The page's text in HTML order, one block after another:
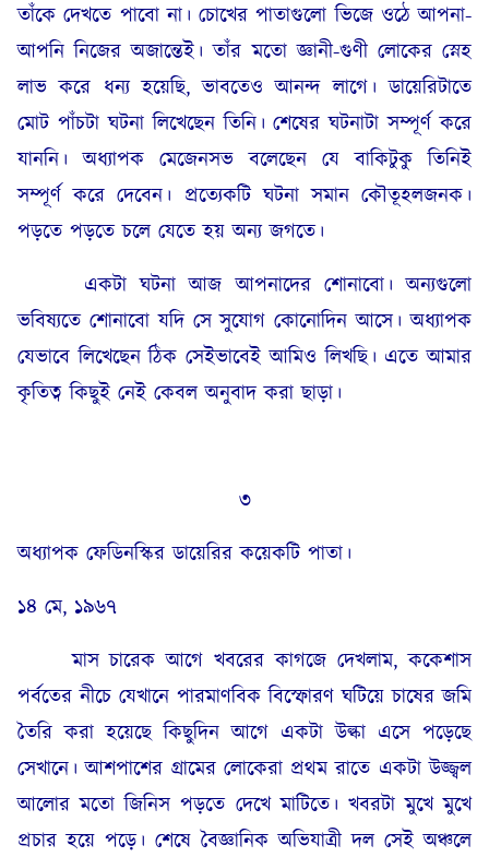
তাঁকে দেখতে পাবো না। চোখের পাতাগুলো ভিজে ওঠে আপনা-
আপনি নিজের অজান্তেই। তাঁর মতো জ্ঞানী-গুণী লোকের স্নেহ
লাভ করে ধন্য হয়েছি, ভাবতেও আনন্দ লাগে। ডায়েরিটাতে
মোট পাঁচটা ঘটনা লিখেছেন তিনি। শেষের ঘটনাটা সম্পূর্ণ করে
যাননি। অধ্যাপক মেজেনসভ বলেছেন যে বাকিটুকু তিনিই
সম্পূর্ণ করে দেবেন। প্রত্যেকটি ঘটনা সমান কৌতূহলজনক।
পড়তে পড়তে চলে যেতে হয় অন্য জগতে।
একটা ঘটনা আজ আপনাদের শোনাবো। অন্যগুলো
ভবিষ্যতে শোনাবো যদি সে সুযোগ কোনোদিন আসে। অধ্যাপক
যেভাবে লিখেছেন ঠিক সেইভাবেই আমিও লিখছি। এতে আমার
কৃতিত্ব কিছুই নেই কেবল অনুবাদ করা ছাড়া।
৩
অধ্যাপক ফেডিনস্কির ডায়েরির কয়েকটি পাতা।
১৪ মে, ১৯৬৭
মাস চারেক আগে খবরের কাগজে দেখলাম, ককেশাস
পর্বতের নীচে যেখানে পারমাণবিক বিস্ফোরণ ঘটিয়ে চাষের জমি
তৈরি করা হয়েছে কিছুদিন আগে একটা উল্কা এসে পড়েছে
সেখানে। আশপাশের গ্রামের লোকেরা প্রথম রাতে একটা উজ্জ্বল
আলোর মতো জিনিস পড়তে দেখে মাটিতে। খবরটা মুখে মুখে
প্রচার হয়ে পড়ে। শেষে বৈজ্ঞানিক অভিযাত্রী দল সেই অঞ্চলে